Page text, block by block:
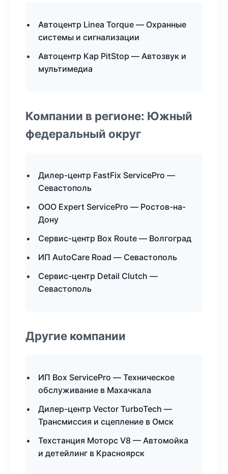
Автоцентр Linea Torque — Охранные
системы и сигнализации
Автоцентр Кар PitStop — Автозвук и
мультимедиа
Компании в регионе: Южный
федеральный округ
Дилер-центр FastFix ServicePro —
Севастополь
ООО Expert ServicePro — Ростов-на-
Дону
Сервис-центр Box Route — Волгоград
ИП AutoCare Road — Севастополь
Сервис-центр Detail Clutch —
Севастополь
Другие компании
ИП Box ServicePro — Техническое
обслуживание в Махачкала
Дилер-центр Vector TurboTech —
Трансмиссия и сцепление в Омск
Техстанция Моторс V8 — Автомойка
и детейлинг в Красноярск